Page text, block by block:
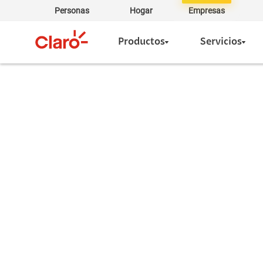
Personas Hogar Empresas
Productos Servicios